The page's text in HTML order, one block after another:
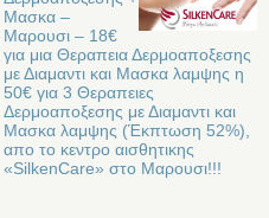
Μασκα –
Μαρουσι – 18€
για μια Θεραπεια Δερμοαποξεσης
με Διαμαντι και Μασκα λαμψης η
50€ για 3 Θεραπειες
Δερμοαποξεσης με Διαμαντι και
Μασκα λαμψης (Έκπτωση 52%),
απο το κεντρο αισθητικης
«SilkenCare» στο Μαρουσι!!!